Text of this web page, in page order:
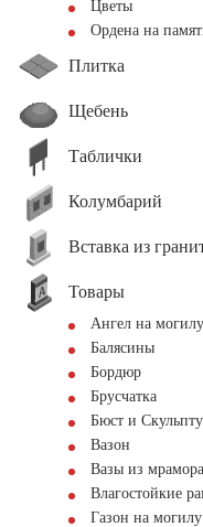
Цветы
Ордена на
Плитка
Щебень
Таблички
Колумбарий
Вставка из
Товары
Ангел на могилу
Балясины
Бордюр
Брусчатка
Бюст и
Вазон
Вазы из мрамора
Влагостойкие
Газон на могилу